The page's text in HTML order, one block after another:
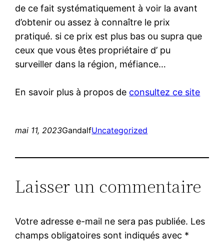
de ce fait systématiquement à voir la avant
d’obtenir ou assez à connaître le prix
pratiqué. si ce prix est plus bas ou supra que
ceux que vous êtes propriétaire d’ pu
surveiller dans la région, méfiance…
En savoir plus à propos de consultez ce site
mai 11, 2023GandalfUncategorized
Laisser un commentaire
Votre adresse e-mail ne sera pas publiée. Les
champs obligatoires sont indiqués avec *